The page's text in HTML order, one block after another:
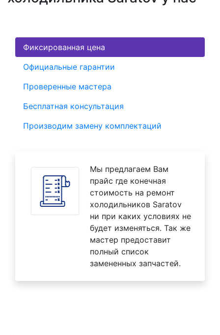
Фиксированная цена
Официальные гарантии
Проверенные мастера
Бесплатная консультация
Производим замену комплектаций
Мы предлагаем Вам
прайс где конечная
стоимость на ремонт
холодильников Saratov
ни при каких условиях не
будет изменяться. Так же
мастер предоставит
полный список
замененных запчастей.